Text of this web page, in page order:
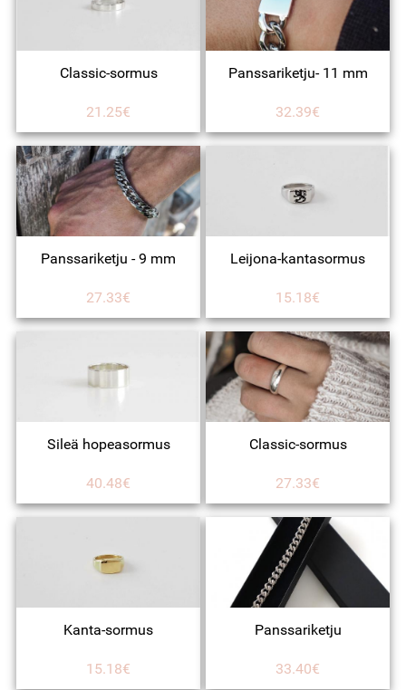
Classic-sormus
21.25€
Panssariketju- 11 mm
32.39€
Panssariketju - 9 mm
27.33€
Leijona-kantasormus
15.18€
Sileä hopeasormus
40.48€
Classic-sormus
27.33€
Kanta-sormus
15.18€
Panssariketju
33.40€